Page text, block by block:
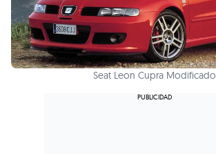
Seat Leon Cupra Modificado